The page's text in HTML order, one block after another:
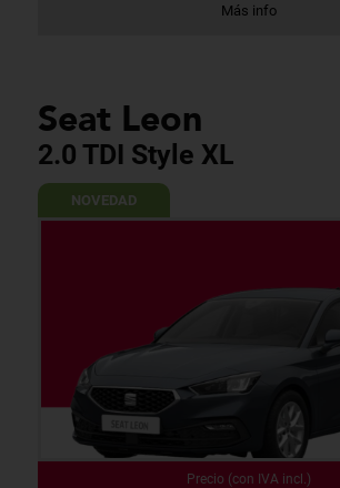
Más info
Seat Leon
2.0 TDI Style XL
NOVEDAD
Precio (con IVA incl.)